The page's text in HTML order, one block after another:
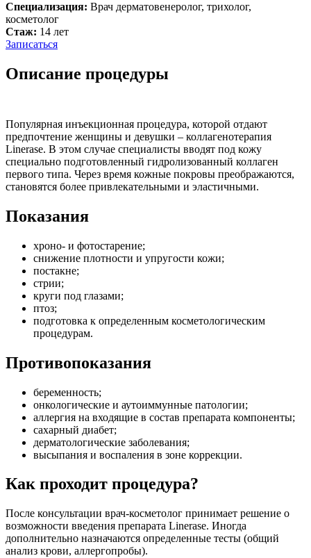
Специализация: Врач дерматовенеролог, трихолог,
косметолог
Стаж: 14 лет
Записаться
Описание процедуры
Популярная инъекционная процедура, которой отдают
предпочтение женщины и девушки – коллагенотерапия
Linerase. В этом случае специалисты вводят под кожу
специально подготовленный гидролизованный коллаген
первого типа. Через время кожные покровы преображаются,
становятся более привлекательными и эластичными.
Показания
хроно- и фотостарение;
снижение плотности и упругости кожи;
постакне;
стрии;
круги под глазами;
птоз;
подготовка к определенным косметологическим
процедурам.
Противопоказания
беременность;
онкологические и аутоиммунные патологии;
аллергия на входящие в состав препарата компоненты;
сахарный диабет;
дерматологические заболевания;
высыпания и воспаления в зоне коррекции.
Как проходит процедура?
После консультации врач-косметолог принимает решение о
возможности введения препарата Linerase. Иногда
дополнительно назначаются определенные тесты (общий
анализ крови, аллергопробы).